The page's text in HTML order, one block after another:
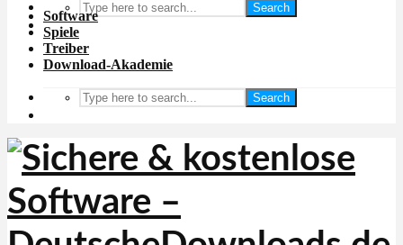
Search
Software
Spiele
Treiber
Download-Akademie
Search